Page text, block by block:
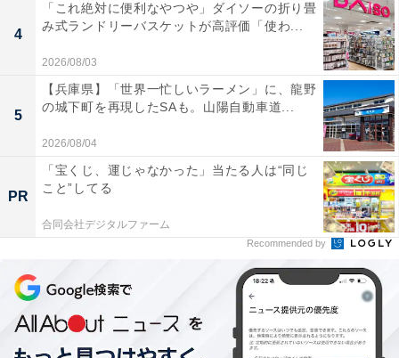
れるオーダーケーキも、同時に調査した「流行っている
物事」1位の「ホテル女子会」と連動してトレンド入り
を果たしました。
＞10位までの全ランキング結果を見る
※回答者のコメントは原文ママです
・
コンビニ「マリトッツォ」3種食べ比べ！ セブン、ファ
4
「これ絶対に便利なやつや」ダイソーの折り畳
み式ランドリーバスケットが高評価「使わ...
2026/08/03
5
【兵庫県】「世界一忙しいラーメン」に、龍野
の城下町を再現したSAも。山陽自動車道...
2026/08/04
PR
「宝くじ、運じゃなかった」当たる人は“同じ
こと”してる
合同会社デジタルファーム
Recommended by